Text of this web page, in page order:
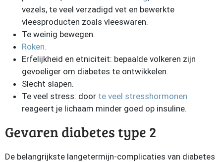
vezels, te veel verzadigd vet en bewerkte
vleesproducten zoals vleeswaren.
Te weinig bewegen.
Roken.
Erfelijkheid en etniciteit: bepaalde volkeren zijn
gevoeliger om diabetes te ontwikkelen.
Slecht slapen.
Te veel stress: door te veel stresshormonen
reageert je lichaam minder goed op insuline.
Gevaren diabetes type 2
De belangrijkste langetermijn-complicaties van diabetes